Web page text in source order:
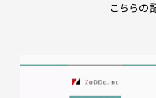
こちらの